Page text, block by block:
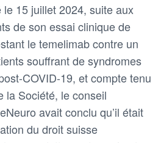
15 juillet 2024, suite aux
de son essai clinique de
le temelimab contre un
souffrant de syndromes
COVID-19, et compte tenu
la Société, le conseil
avait conclu qu’il était
du droit suisse